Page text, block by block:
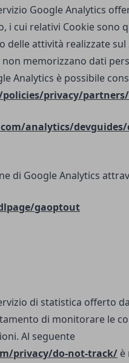
Google Analytics
i cui relativi Cookie sono
attività realizzate sul
non memorizzano dati
Analytics è possibile
privacy/partners/
analytics/
di Google Analytics
gaoptout
di statistica offerto
di monitorare le
Al seguente
privacy/do-not-track/ è